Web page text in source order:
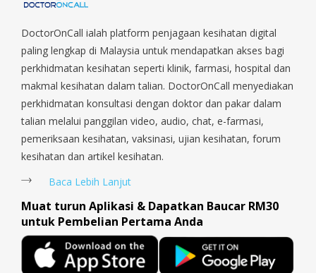
Queenstown, Raffles Place, Rochor, River Valley, Sembawang,
Sengkang, Serangoon, Serangoon Rd, Seletar, Tampines, Toa
Payoh, Tanjong Pagar, Telok Blangah, Tanglin, Thomson, Tuas,
Tengah, Upper East Coast, Upper Bukit Timah, Upper Thomson,
Woodlands, West Coast, Yishun, Yio Chu Kang.
DoctorOnCall ialah platform penjagaan kesihatan digital
paling lengkap di Malaysia untuk mendapatkan akses bagi
perkhidmatan kesihatan seperti klinik, farmasi, hospital dan
makmal kesihatan dalam talian. DoctorOnCall menyediakan
perkhidmatan konsultasi dengan doktor dan pakar dalam
talian melalui panggilan video, audio, chat, e-farmasi,
pemeriksaan kesihatan, vaksinasi, ujian kesihatan, forum
kesihatan dan artikel kesihatan.
Baca Lebih Lanjut
Muat turun Aplikasi & Dapatkan Baucar RM30
untuk Pembelian Pertama Anda